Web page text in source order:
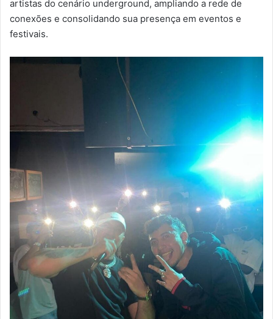
artistas do cenário underground, ampliando a rede de
conexões e consolidando sua presença em eventos e
festivais.